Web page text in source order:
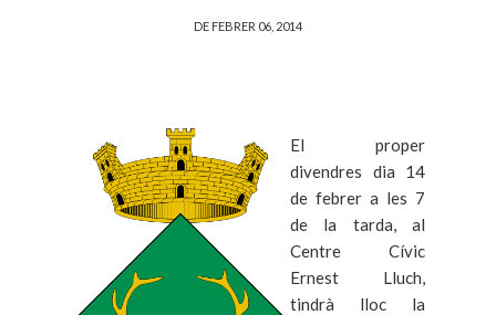
DE FEBRER 06, 2014
El proper
divendres dia 14
de febrer a les 7
de la tarda, al
Centre Cívic
Ernest Lluch,
tindrà lloc la